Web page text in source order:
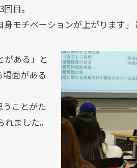
目。
モチベーションが上がります」
がある」と
面がある
うことがた
ました。